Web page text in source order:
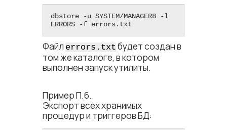
dbstore -u SYSTEM/MANAGER8 -l
ERRORS -f errors.txt
Файл errors.txt будет создан в
том же каталоге, в котором
выполнен запуск утилиты.
Пример П.6.
Экспорт всех хранимых
процедур и триггеров БД: